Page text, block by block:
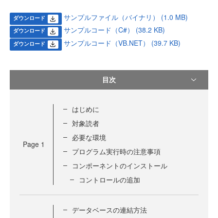
ダウンロード サンプルファイル（バイナリ） (1.0 MB)
ダウンロード サンプルコード（C#） (38.2 KB)
ダウンロード サンプルコード（VB.NET） (39.7 KB)
目次
Page 1
はじめに
対象読者
必要な環境
プログラム実行時の注意事項
コンポーネントのインストール
コントロールの追加
データベースの連結方法